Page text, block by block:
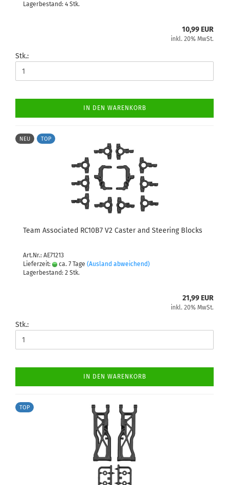
Lagerbestand: 4 Stk.
10,99 EUR
inkl. 20% MwSt.
Stk.:
IN DEN WARENKORB
NEU TOP
Team Associated RC10B7 V2 Caster and Steering Blocks
Art.Nr.: AE71213
Lieferzeit:
ca. 7 Tage (Ausland abweichend)
Lagerbestand: 2 Stk.
21,99 EUR
inkl. 20% MwSt.
Stk.:
IN DEN WARENKORB
TOP